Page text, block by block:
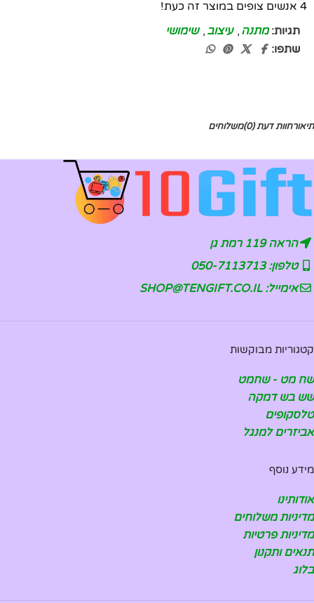
4 אנשים צופים במוצר זה כעת!
תגיות: מתנה , עיצוב , שימושי
שתפו:
תיאורחוות דעת (0) משלוחים
הראה 119 רמת גן
טלפון: 050-7113713
אימייל: SHOP@TENGIFT.CO.IL
קטגוריות מבוקשות
שח מט - שחמט
שש בש דמקה
טלסקופים
אביזרים למנגל
מידע נוסף
אודותינו
מדיניות משלוחים
מדיניות פרטיות
תנאים ותקנון
בלוג